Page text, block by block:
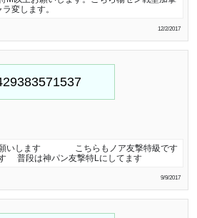
変します。
12/2/2017
願いします こちらもノア友撃特級です
普段は神パン友撃特Lにしてます
9/9/2017